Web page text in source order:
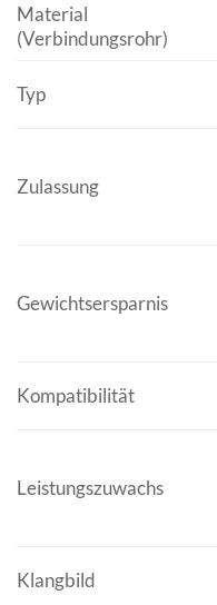
Material
(Verbindungsrohr)
Typ
Zulassung
Gewichtsersparnis
Kompatibilität
Leistungszuwachs
Klangbild